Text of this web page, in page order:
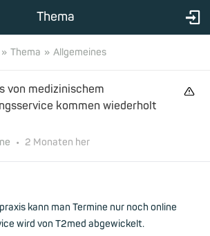
Thema
Thema Allgemeines
von medizinischem
kommen wiederholt
• 2 Monaten her
kann man Termine nur noch online
wird von T2med abgewickelt.